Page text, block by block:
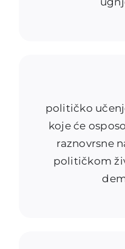
političko
koje će
raznovrsne
političkom